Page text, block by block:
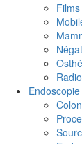
Endoscopie